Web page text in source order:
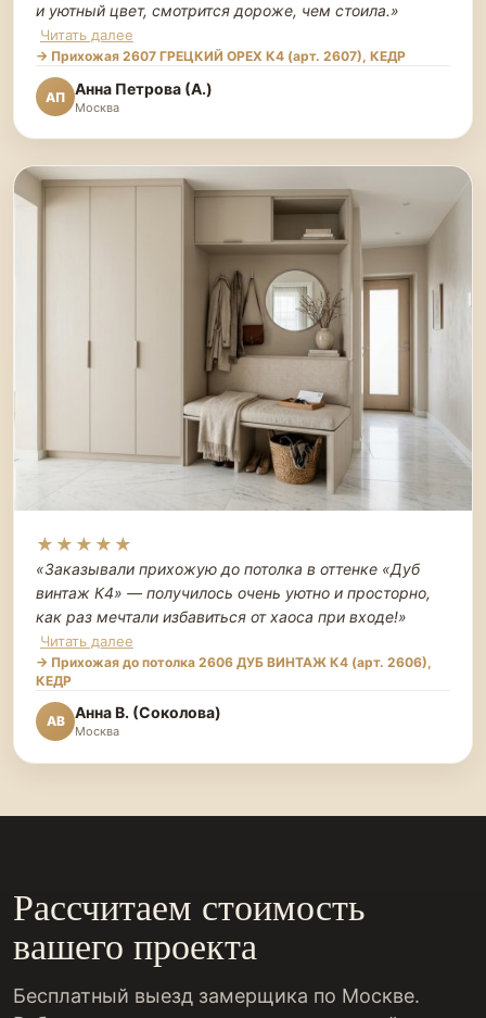
и уютный цвет, смотрится дороже, чем стоила.»
Читать далее
→ Прихожая 2607 ГРЕЦКИЙ ОРЕХ К4 (арт. 2607), КЕДР
АП Анна Петрова (А.)
Москва
★★★★★
«Заказывали прихожую до потолка в оттенке «Дуб
винтаж К4» — получилось очень уютно и просторно,
как раз мечтали избавиться от хаоса при входе!»
Читать далее
→ Прихожая до потолка 2606 ДУБ ВИНТАЖ К4 (арт. 2606),
КЕДР
АВ Анна В. (Соколова)
Москва
Рассчитаем стоимость
вашего проекта
Бесплатный выезд замерщика по Москве.